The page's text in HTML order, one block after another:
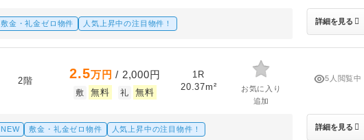
敷金・礼金ゼロ物件 人気上昇中の注目物件！ 詳細を見る
2階 2.5万円 / 2,000円
敷 無料 礼 無料
1R
20.37m²
お気に入り
追加
NEW 敷金・礼金ゼロ物件 人気上昇中の注目物件！
5人閲覧中
詳細を見る